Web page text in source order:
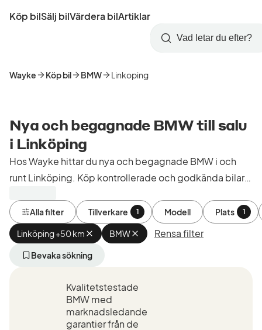
till
Startsida
Köp bilSälj bilVärdera bilArtiklar
Skapa
konto
Logga
in
Sök
Wayke Köp bil BMW Linkoping
Nya och begagnade BMW till salu
i Linköping
Hos Wayke hittar du nya och begagnade BMW i och
runt Linköping. Köp kontrollerade och godkända bilar
Alla filter Tillverkare 1 Modell Plats 1
Linköping +50 km Ta
bort
aktivt
+50
km
(Plats)
BMW Ta
bort
(Tillverkare)
Rensa filter
Bevaka sökning
Kvalitetstestade
BMW med
marknadsledande
garantier från de